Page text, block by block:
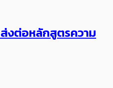
งต่อหลักสูตรความ